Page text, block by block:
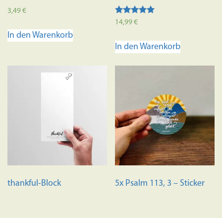
3,49€
In den Warenkorb
Bewertet mit
14,99€
In den Warenkorb
thankful-Block 5x Psalm 113, 3 – Sticker